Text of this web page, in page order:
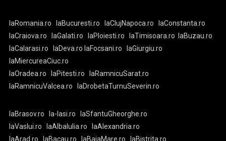
laRomania.ro laBucuresti.ro laClujNapoca.ro
laConstanta.ro
laCraiova.ro
laGalati.ro laPloiesti.ro laTimisoara.ro
laBuzau.ro
laCalarasi.ro
laDeva.ro laFocsani.ro
laGiurgiu.ro
laMiercureaCiuc.ro
laOradea.ro
laPitesti.ro
laRamnicuSarat.ro
laRamnicuValcea.ro
laDrobetaTurnuSeverin.ro
laBrasov.ro la-Iasi.ro
laSfantuGheorghe.ro
laVaslui.ro
laAlbaIulia.ro
laAlexandria.ro
laArad.ro
laBacau.ro laBaiaMare.ro laBistrita.ro